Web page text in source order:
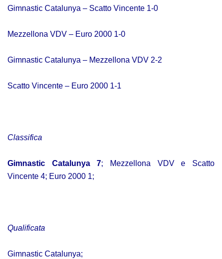
Gimnastic Catalunya – Scatto Vincente 1-0
Mezzellona VDV – Euro 2000 1-0
Gimnastic Catalunya – Mezzellona VDV 2-2
Scatto Vincente – Euro 2000 1-1
Classifica
Gimnastic Catalunya 7; Mezzellona VDV e Scatto
Vincente 4; Euro 2000 1;
Qualificata
Gimnastic Catalunya;